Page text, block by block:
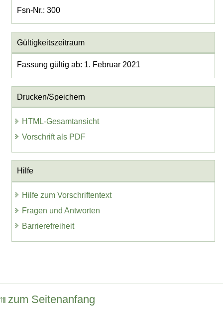
Fsn-Nr.: 300
Gültigkeitszeitraum
Fassung gültig ab: 1. Februar 2021
Drucken/Speichern
HTML-Gesamtansicht
Vorschrift als PDF
Hilfe
Hilfe zum Vorschriftentext
Fragen und Antworten
Barrierefreiheit
zum Seitenanfang